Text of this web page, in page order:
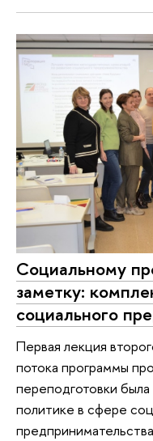
Социальному
заметку:
социального
Первая лекция
потока программы
переподготовки
политике в сфере